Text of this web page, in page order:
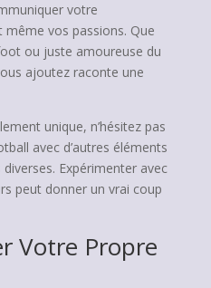
votre
vos passions. Que
ou juste amoureuse du
ajoutez raconte une
unique, n’hésitez pas
avec d’autres éléments
Expérimenter avec
peut donner un vrai coup
Votre Propre